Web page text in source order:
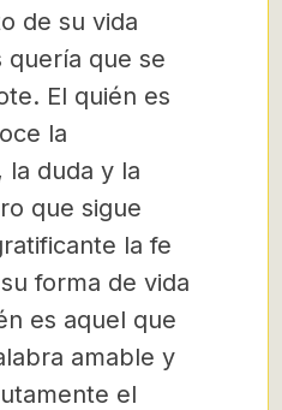
de su vida
quería que se
El quién es
la
la duda y la
que sigue
la fe
forma de vida
es aquel que
amable y
el